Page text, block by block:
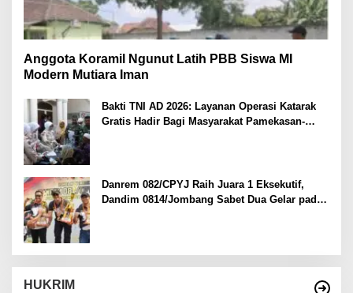
Anggota Koramil Ngunut Latih PBB Siswa MI
Modern Mutiara Iman
Bakti TNI AD 2026: Layanan Operasi Katarak
Gratis Hadir Bagi Masyarakat Pamekasan-
Danrem 082/CPYJ Raih Juara 1 Eksekutif,
Dandim 0814/Jombang Sabet Dua Gelar pada
HUKRIM